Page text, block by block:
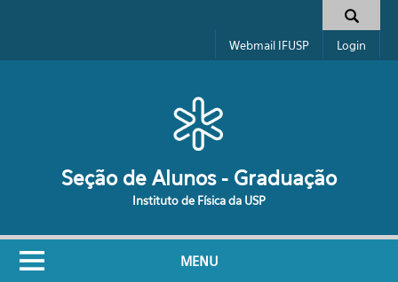
Formulário de busca
Webmail IFUSP Login
Seção de Alunos - Graduação
Instituto de Física da USP
MENU